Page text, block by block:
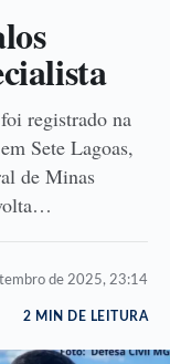
registrado na
Sete Lagoas,
de Minas
de 2025, 23:14
2 MIN DE LEITURA